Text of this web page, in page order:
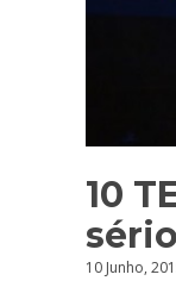
10
sério
10 Junho,